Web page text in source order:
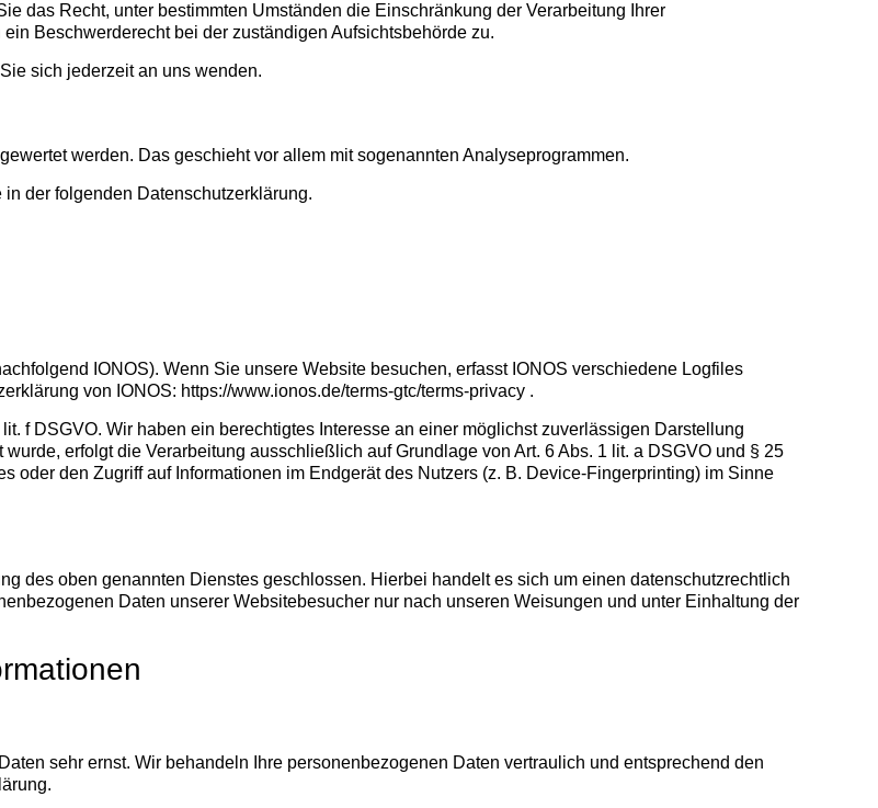
das Recht, unter bestimmten Umständen die Einschränkung der Verarbeitung Ihrer
Beschwerderecht bei der zuständigen Aufsichtsbehörde zu.
sich jederzeit an uns wenden.
werden. Das geschieht vor allem mit sogenannten Analyseprogrammen.
der folgenden Datenschutzerklärung.
IONOS). Wenn Sie unsere Website besuchen, erfasst IONOS verschiedene Logfiles
von IONOS: https://www.ionos.de/terms-gtc/terms-privacy .
f DSGVO. Wir haben ein berechtigtes Interesse an einer möglichst zuverlässigen Darstellung
erfolgt die Verarbeitung ausschließlich auf Grundlage von Art. 6 Abs. 1 lit. a DSGVO und § 25
den Zugriff auf Informationen im Endgerät des Nutzers (z. B. Device-Fingerprinting) im Sinne
des oben genannten Dienstes geschlossen. Hierbei handelt es sich um einen datenschutzrechtlich
Daten unserer Websitebesucher nur nach unseren Weisungen und unter Einhaltung der
sehr ernst. Wir behandeln Ihre personenbezogenen Daten vertraulich und entsprechend den